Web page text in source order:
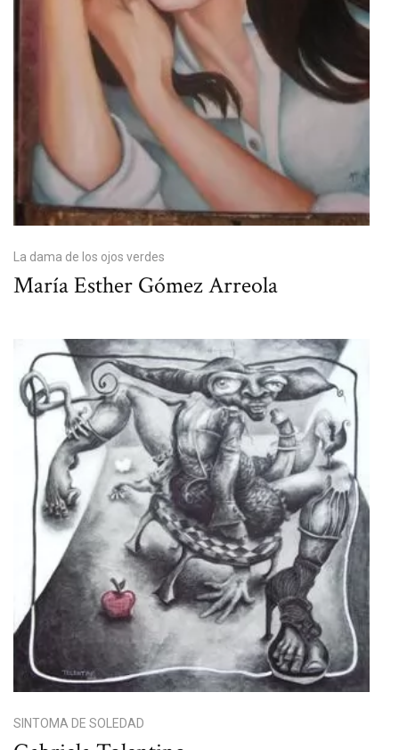
La dama de los ojos verdes
María Esther Gómez Arreola
SINTOMA DE SOLEDAD